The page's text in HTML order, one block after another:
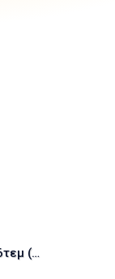
Durex Προφυλακτικά Comfort XL 6τεμ (Προφυλακτικά)